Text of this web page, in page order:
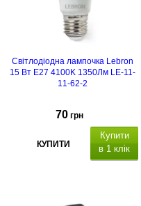
Світлодіодна лампочка Lebron
15 Вт E27 4100K 1350Лм LE-11-
11-62-2
70 грн
КУПИТИ
Купити
в 1 клік